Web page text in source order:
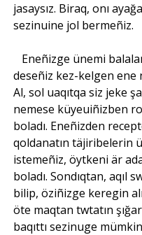
jasaysız. Biraq, onı
sezinuine jol bermeñiz.
Eneñizge ünemi
deseñiz kez-kelgen ene
Al, sol uaqıtqa siz jeke
nemese küyeuiñizben
boladı. Eneñizden
qoldanatın täjiribelerin
istemeñiz, öytkeni är
boladı. Sondıqtan, aqıl
bilip, öziñizge keregin
öte maqtan twtatın
baqıttı sezinuge